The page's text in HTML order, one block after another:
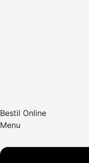
Bestil Online
Menu